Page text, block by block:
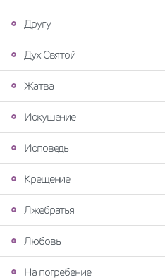
Другу
Дух Святой
Жатва
Искушение
Исповедь
Крещение
Лжебратья
Любовь
На погребение